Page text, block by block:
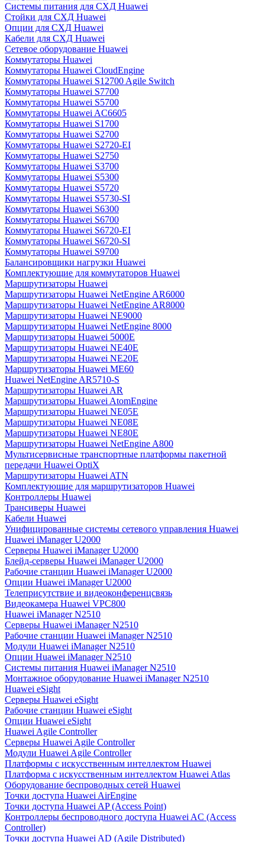
Системы питания для СХД Huawei
Стойки для СХД Huawei
Опции для СХД Huawei
Кабели для СХД Huawei
Сетевое оборудование Huawei
Коммутаторы Huawei
Коммутаторы Huawei CloudEngine
Коммутаторы Huawei S12700 Agile Switch
Коммутаторы Huawei S7700
Коммутаторы Huawei S5700
Коммутаторы Huawei AC6605
Коммутаторы Huawei S1700
Коммутаторы Huawei S2700
Коммутаторы Huawei S2720-EI
Коммутаторы Huawei S2750
Коммутаторы Huawei S3700
Коммутаторы Huawei S5300
Коммутаторы Huawei S5720
Коммутаторы Huawei S5730-SI
Коммутаторы Huawei S6300
Коммутаторы Huawei S6700
Коммутаторы Huawei S6720-EI
Коммутаторы Huawei S6720-SI
Коммутаторы Huawei S9700
Балансировщики нагрузки Huawei
Комплектующие для коммутаторов Huawei
Маршрутизаторы Huawei
Маршрутизаторы Huawei NetEngine AR6000
Маршрутизаторы Huawei NetEngine AR8000
Маршрутизаторы Huawei NE9000
Маршрутизаторы Huawei NetEngine 8000
Маршрутизаторы Huawei 5000E
Маршрутизаторы Huawei NE40E
Маршрутизаторы Huawei NE20E
Маршрутизаторы Huawei ME60
Huawei NetEngine AR5710-S
Маршрутизаторы Huawei AR
Маршрутизаторы Huawei AtomEngine
Маршрутизаторы Huawei NE05E
Маршрутизаторы Huawei NE08E
Маршрутизаторы Huawei NE80E
Маршрутизаторы Huawei NetEngine A800
Мультисервисные транспортные платформы пакетной
передачи Huawei OptiX
Маршрутизаторы Huawei ATN
Комплектующие для маршрутизаторов Huawei
Контроллеры Huawei
Трансиверы Huawei
Кабели Huawei
Унифицированные системы сетевого управления Huawei
Huawei iManager U2000
Серверы Huawei iManager U2000
Блейд-серверы Huawei iManager U2000
Рабочие станции Huawei iManager U2000
Опции Huawei iManager U2000
Телеприсутствие и видеоконференцсвязь
Видеокамера Huawei VPC800
Huawei iManager N2510
Серверы Huawei iManager N2510
Рабочие станции Huawei iManager N2510
Модули Huawei iManager N2510
Опции Huawei iManager N2510
Системы питания Huawei iManager N2510
Монтажное оборудование Huawei iManager N2510
Huawei eSight
Серверы Huawei eSight
Рабочие станции Huawei eSight
Опции Huawei eSight
Huawei Agile Controller
Серверы Huawei Agile Controller
Модули Huawei Agile Controller
Платформы с искусственным интеллектом Huawei
Платформа с искусственным интеллектом Huawei Atlas
Оборудование беспроводных сетей Huawei
Точки доступа Huawei AirEngine
Точки доступа Huawei AP (Access Point)
Контроллеры беспроводного доступа Huawei AC (Access
Controller)
Точки доступа Huawei AD (Agile Distributed)